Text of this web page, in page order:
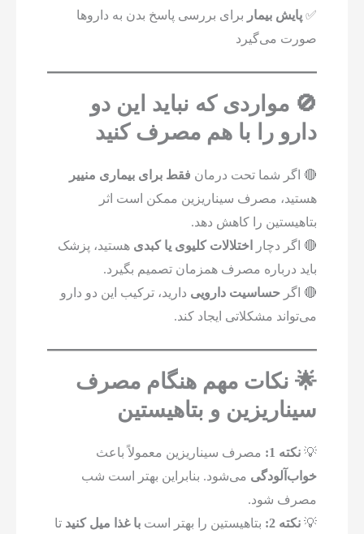
✅پایش بیمار برای بررسی پاسخ بدن به داروها
صورت می‌گیرد
🚫 مواردی که نباید این دو
دارو را با هم مصرف کنید
🔴 اگر شما تحت درمان فقط برای بیماری منییر
هستید، مصرف سیناریزین ممکن است اثر
بتاهیستین را کاهش دهد.
🔴 اگر دچار
اختلالات کلیوی یا کبدی هستید، پزشک
باید درباره مصرف همزمان تصمیم بگیرد.
🔴 اگرحساسیت دارویی دارید، ترکیب این دو دارو
می‌تواند مشکلاتی ایجاد کند.
🌟 نکات مهم هنگام مصرف
سیناریزین و بتاهیستین
💡نکته 1:
مصرف سیناریزین معمولاً باعث
خواب‌آلودگی می‌شود. بنابراین بهتر است شب
مصرف شود.
💡نکته 2: بتاهیستین را بهتر استبا غذا میل کنید تا